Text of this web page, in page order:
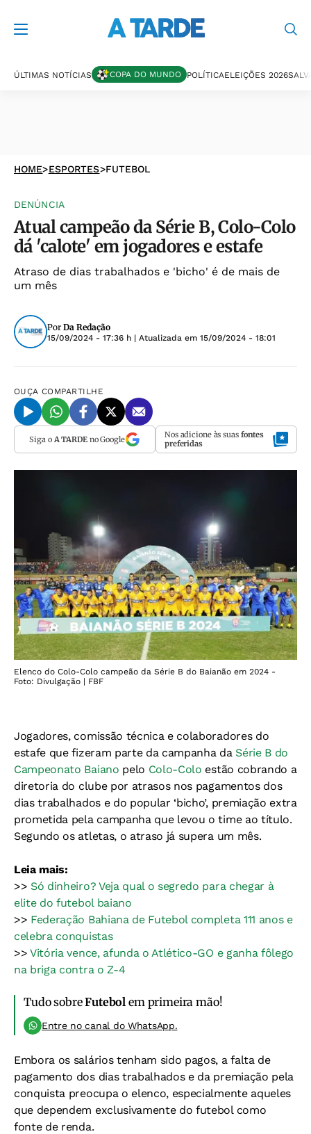
ÚLTIMAS NOTÍCIAS COPA DO MUNDO POLÍTICAELEIÇÕES 2026
HOME>ESPORTES>FUTEBOL
DENÚNCIA
Atual campeão da Série B, Colo-Colo
dá 'calote' em jogadores e estafe
Atraso de dias trabalhados e 'bicho' é de mais de
um mês
Por Da Redação
15/09/2024 - 17:36 h | Atualizada em 15/09/2024 - 18:01
OUÇA COMPARTILHE
Siga o A TARDEno Google Nos adicione às suas fontes
preferidas
Elenco do Colo-Colo campeão da Série B do Baianão em 2024 -
Foto: Divulgação | FBF
Jogadores, comissão técnica e colaboradores do
estafe que fizeram parte da campanha da Série B do
Campeonato Baiano pelo Colo-Colo estão cobrando a
diretoria do clube por atrasos nos pagamentos dos
dias trabalhados e do popular ‘bicho’, premiação extra
prometida pela campanha que levou o time ao título.
Segundo os atletas, o atraso já supera um mês.
Leia mais:
>> Só dinheiro? Veja qual o segredo para chegar à
elite do futebol baiano
>> Federação Bahiana de Futebol completa 111 anos e
celebra conquistas
>>Vitória vence, afunda o Atlético-GO e ganha fôlego
na briga contra o Z-4
Tudo sobreFutebol em primeira mão!
Entre no canal do WhatsApp.
Embora os salários tenham sido pagos, a falta de
pagamento dos dias trabalhados e da premiação pela
conquista preocupa o elenco, especialmente aqueles
que dependem exclusivamente do futebol como
fonte de renda.